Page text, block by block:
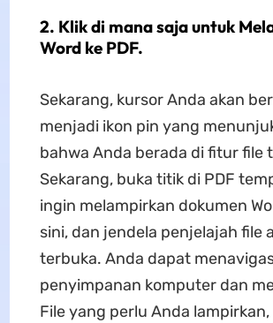
2. Klik di mana saja untuk
Word ke PDF.
Sekarang, kursor Anda akan
menjadi ikon pin yang
bahwa Anda berada di fitur file
Sekarang, buka titik di PDF
ingin melampirkan dokumen
sini, dan jendela penjelajah file
terbuka. Anda dapat
penyimpanan komputer dan
File yang perlu Anda